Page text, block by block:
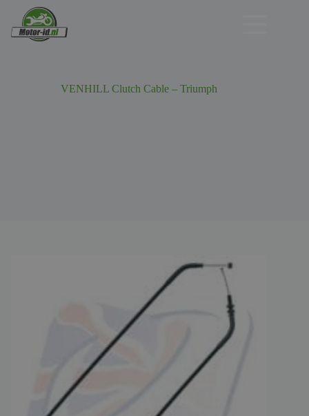
VENHILL Clutch Cable – Triumph